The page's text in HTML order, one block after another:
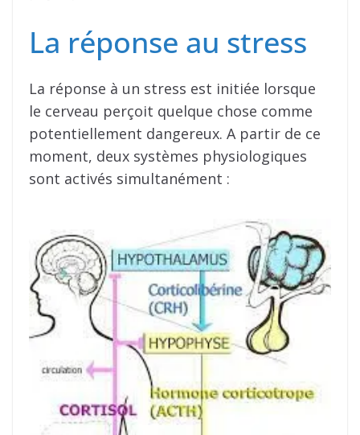
La réponse au stress
La réponse à un stress est initiée lorsque
le cerveau perçoit quelque chose comme
potentiellement dangereux. A partir de ce
moment, deux systèmes physiologiques
sont activés simultanément :